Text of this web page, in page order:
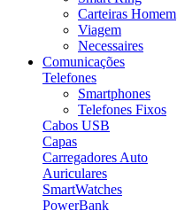
Carteiras Homem
Viagem
Necessaires
Comunicações
Telefones
Smartphones
Telefones Fixos
Cabos USB
Capas
Carregadores Auto
Auriculares
SmartWatches
PowerBank